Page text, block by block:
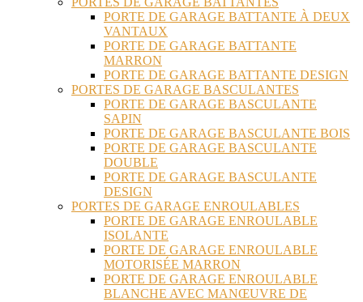
PORTE DE GARAGE BATTANTE À DEUX
VANTAUX
PORTE DE GARAGE BATTANTE
MARRON
PORTE DE GARAGE BATTANTE DESIGN
PORTES DE GARAGE BASCULANTES
PORTE DE GARAGE BASCULANTE
SAPIN
PORTE DE GARAGE BASCULANTE BOIS
PORTE DE GARAGE BASCULANTE
DOUBLE
PORTE DE GARAGE BASCULANTE
DESIGN
PORTES DE GARAGE ENROULABLES
PORTE DE GARAGE ENROULABLE
ISOLANTE
PORTE DE GARAGE ENROULABLE
MOTORISÉE MARRON
PORTE DE GARAGE ENROULABLE
BLANCHE AVEC MANŒUVRE DE